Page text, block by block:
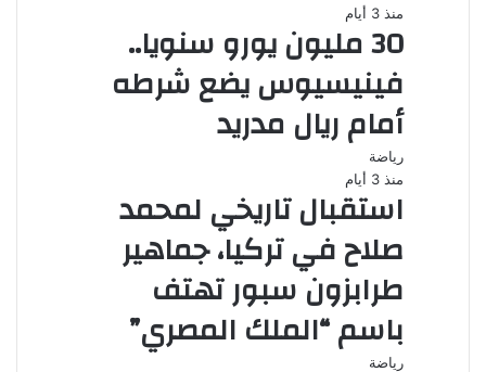
منذ 3 أيام
30 مليون يورو سنويا..
فينيسيوس يضع شرطه
أمام ريال مدريد
رياضة
منذ 3 أيام
استقبال تاريخي لمحمد
صلاح في تركيا، جماهير
طرابزون سبور تهتف
باسم “الملك المصري”
رياضة